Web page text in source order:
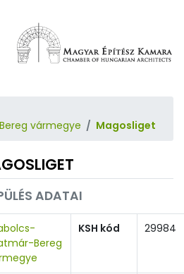
vármegye
Magosliget
ADATAI
Bereg
KSH kód 29984